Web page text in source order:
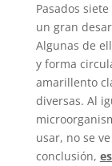
Pasados
un gran
Algunas de
y forma
amarillento
diversas. Al
usar, no se
conclusión,